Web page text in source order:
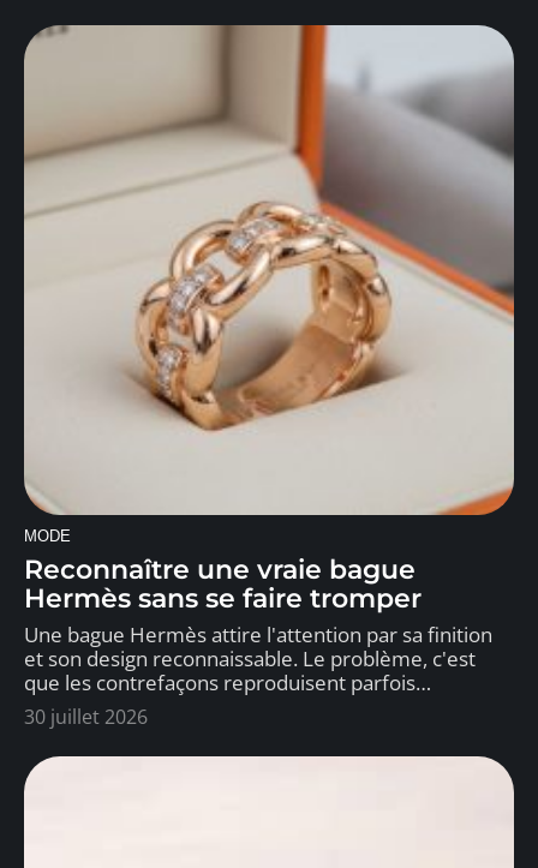
MODE
Reconnaître une vraie bague
Hermès sans se faire tromper
Une bague Hermès attire l'attention par sa finition
et son design reconnaissable. Le problème, c'est
que les contrefaçons reproduisent parfois…
30 juillet 2026